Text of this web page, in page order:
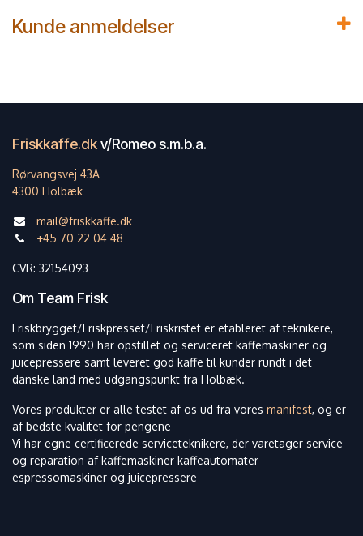
Kunde anmeldelser
Friskkaffe.dkv/Romeo s.m.b.a.
Rørvangsvej 43A
4300 Holbæk
mail@friskkaffe.dk
+45 70 22 04 48
CVR: 32154093
Om Team Frisk
Friskbrygget/Friskpresset/Friskristet er etableret af teknikere,
som siden 1990 har opstillet og serviceret kaffemaskiner og
juicepressere samt leveret god kaffe til kunder rundt i det
danske land med udgangspunkt fra Holbæk.
Vores produkter er alle testet af os ud fra vores manifest, og er
af bedste kvalitet for pengene
Vi har egne certificerede serviceteknikere, der varetager service
og reparation af kaffemaskiner kaffeautomater
espressomaskiner og juicepressere